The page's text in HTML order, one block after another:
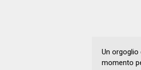
Un orgoglio
momento